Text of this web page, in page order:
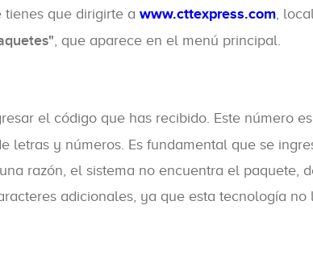
tienes que dirigirte a www.cttexpress.com,
, que aparece en el menú principal.
el código que has recibido. Este número
letras y números. Es fundamental que se
razón, el sistema no encuentra el paquete,
adicionales, ya que esta tecnología no